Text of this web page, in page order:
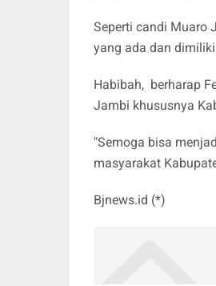
Seperti candi Muaro
yang ada dan
Habibah, berharap
Jambi khususnya
"Semoga bisa
masyarakat
Bjnews.id (*)